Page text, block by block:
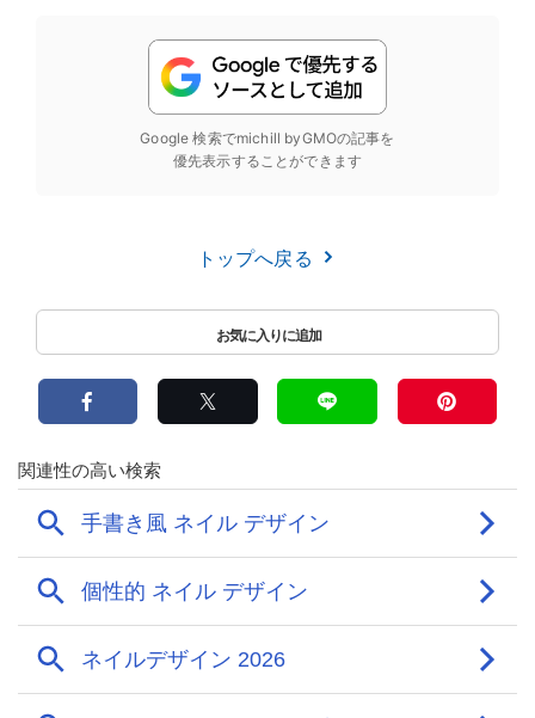
Google 検索でmichill byGMOの記事を
優先表示することができます
トップへ戻る